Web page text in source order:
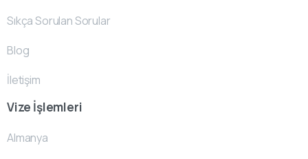
Sıkça Sorulan Sorular
Blog
İletişim
Vize İşlemleri
Almanya